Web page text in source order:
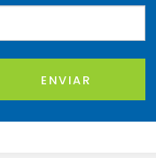
ENVIAR